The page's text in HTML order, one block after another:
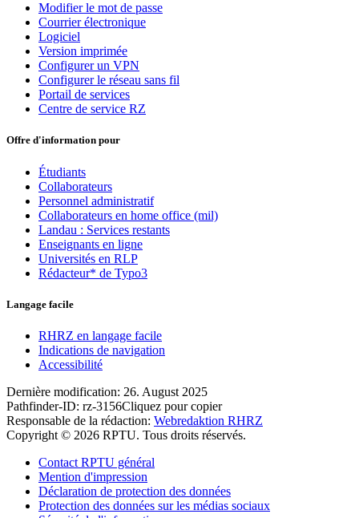
Modifier le mot de passe
Courrier électronique
Logiciel
Version imprimée
Configurer un VPN
Configurer le réseau sans fil
Portail de services
Centre de service RZ
Offre d'information pour
Étudiants
Collaborateurs
Personnel administratif
Collaborateurs en home office (mil)
Landau : Services restants
Enseignants en ligne
Universités en RLP
Rédacteur* de Typo3
Langage facile
RHRZ en langage facile
Indications de navigation
Accessibilité
Dernière modification: 26. August 2025
Pathfinder-ID: rz-3156Cliquez pour copier
Responsable de la rédaction: Webredaktion RHRZ
Copyright © 2026 RPTU. Tous droits réservés.
Contact RPTU général
Mention d'impression
Déclaration de protection des données
Protection des données sur les médias sociaux